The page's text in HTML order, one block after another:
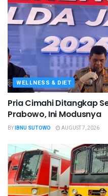
WELLNESS & DIET
Pria Cimahi Ditangkap
Prabowo, Ini Modusnya
BYIBNU SUTOWO AUGUST 7, 2026